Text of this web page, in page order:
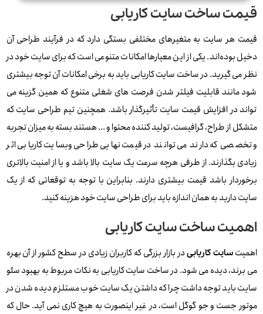
قیمت ساخت سایت کاریابی
قیمت هر سایت به متغیرهای مختلفی بستگی دارد که در فرآیند طراحی آن
دخیل بوده‌اند. یکی از این معیارها امکانات متنوعی است که برای سایت خود در
نظر می گیرید. در ساخت سایت کاریابی باید به برخی امکانات آن توجه بیشتری
شود مانند قابلیت فیلتر شدن فرصت های شغلی متنوع که همین گزینه می
تواند در افزایش قیمت سایت تأثیرگذار باشد. همچنین تیم طراحی سایت که
متشکل از طراح، گرافیست، تولید کننده محتوا و ... هستند بسته به میزان تجربه
و تخصصی که دارند می توانند در قیمت نهایی طراحی وبسایت کاریابی اثر
زیادی بگذارند. از طرفی هرچه سرعت یک سایت بالا باشد و یا از امنیت بالاتری
برخوردار باشد قیمت بیشتری دارند. بنابراین با توجه به توقعاتی که از یک
سایت دارید به همان اندازه باید برای طراحی سایت خود هزینه کنید.
اهمیت ساخت سایت کاریابی
اهمیتسایت کاریابیدر بازار بزرگی که کاربران زیادی در سطح کشور از آن بهره
می برند، دیده می شود. در ساخت سایت کاریابی به نکات مربوط به بهبود سئو
سایت باید توجه داشت چرا که داشتن یک سایت خوب مستلزم دیده شدن در
موتور جست و جو گوگل است، در غیر اینصورت به هیچ کاری نمی آید. حال که